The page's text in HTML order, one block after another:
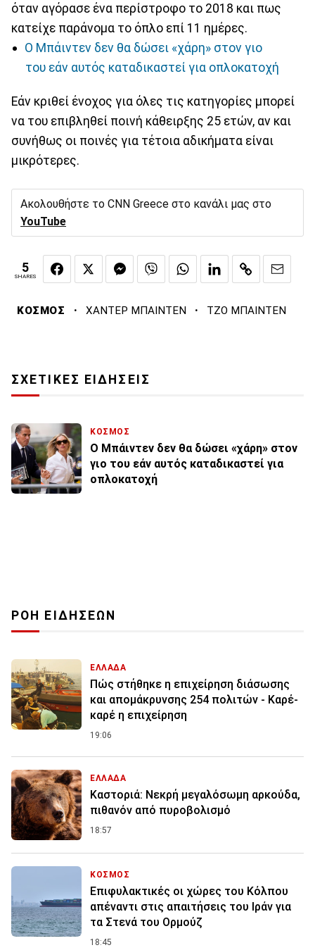
όταν αγόρασε ένα περίστροφο το 2018 και πως
κατείχε παράνομα το όπλο επί 11 ημέρες.
Ο Μπάιντεν δεν θα δώσει «χάρη» στον γιο
του εάν αυτός καταδικαστεί για οπλοκατοχή
Εάν κριθεί ένοχος για όλες τις κατηγορίες μπορεί
να του επιβληθεί ποινή κάθειρξης 25 ετών, αν και
συνήθως οι ποινές για τέτοια αδικήματα είναι
μικρότερες.
Ακολουθήστε το CNN Greece στο κανάλι μας στο
YouTube
5
SHARES
ΚΟΣΜΟΣ · ΧΑΝΤΕΡ ΜΠΑΙΝΤΕΝ · ΤΖΟ ΜΠΑΙΝΤΕΝ
ΣΧΕΤΙΚΕΣ ΕΙΔΗΣΕΙΣ
ΚΟΣΜΟΣ
Ο Μπάιντεν δεν θα δώσει «χάρη» στον
γιο του εάν αυτός καταδικαστεί για
οπλοκατοχή
ΡΟΗ ΕΙΔΗΣΕΩΝ
ΕΛΛΑΔΑ
Πώς στήθηκε η επιχείρηση διάσωσης
και απομάκρυνσης 254 πολιτών - Καρέ-
καρέ η επιχείρηση
19:06
ΕΛΛΑΔΑ
Καστοριά: Νεκρή μεγαλόσωμη αρκούδα,
πιθανόν από πυροβολισμό
18:57
ΚΟΣΜΟΣ
Επιφυλακτικές οι χώρες του Κόλπου
απέναντι στις απαιτήσεις του Ιράν για
τα Στενά του Ορμούζ
18:45